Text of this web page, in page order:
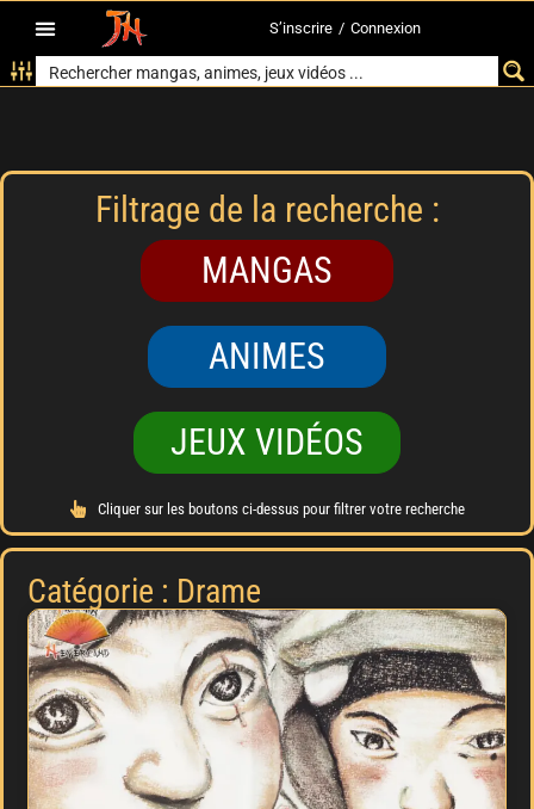
S’inscrire / Connexion
Filtrage de la recherche :
MANGAS
ANIMES
JEUX VIDÉOS
Cliquer sur les boutons ci-dessus pour filtrer votre recherche
Catégorie : Drame